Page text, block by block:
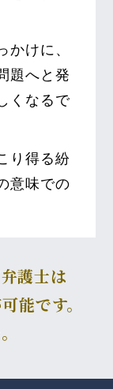
かけに、
題へと発
くなるで
り得る紛
意味での
護士は
能です。